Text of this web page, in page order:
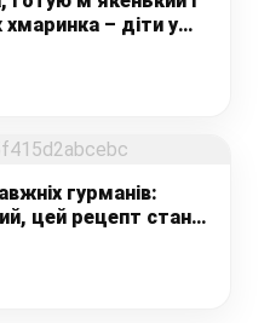
– діти у
гурманів:
цей рецепт стане
шоколадних